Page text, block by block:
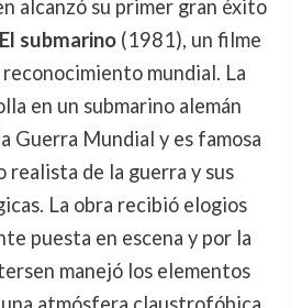
alcanzó su primer gran éxito
El submarino(1981), un filme
mundial. La
en un submarino alemán
Guerra Mundial y es famosa
de la guerra y sus
La obra recibió elogios
puesta en escena y por la
manejó los elementos